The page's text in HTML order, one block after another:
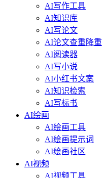
AI写作工具
AI知识库
AI写论文
AI论文查重降重
AI阅读器
AI写小说
AI小红书文案
AI知识检索
AI写标书
AI绘画
AI绘画工具
AI绘画提示词
AI绘画社区
AI视频
AI视频工具